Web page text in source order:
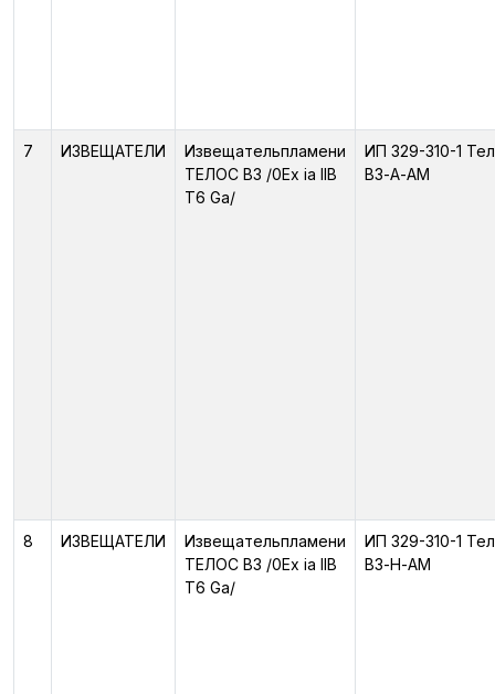
7 ИЗВЕЩАТЕЛИ
Извещательпламени
ТЕЛОС ВЗ /0Ex ia IIB
T6 Ga/
ИП 329-310-1
ВЗ-А-АМ
8 ИЗВЕЩАТЕЛИ
Извещательпламени
ТЕЛОС ВЗ /0Ex ia IIB
T6 Ga/
ИП 329-310-1
ВЗ-Н-АМ